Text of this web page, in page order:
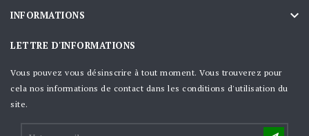
INFORMATIONS 
LETTRE D'INFORMATIONS
Vous pouvez vous désinscrire à tout moment. Vous trouverez pour
cela nos informations de contact dans les conditions d'utilisation du
site.